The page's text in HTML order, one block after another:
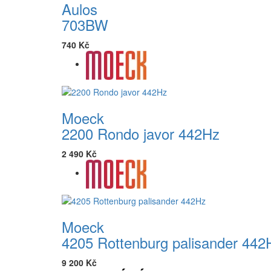
Aulos
703BW
740 Kč
Moeck
2200 Rondo javor 442Hz
2 490 Kč
Moeck
4205 Rottenburg palisander
9 200 Kč